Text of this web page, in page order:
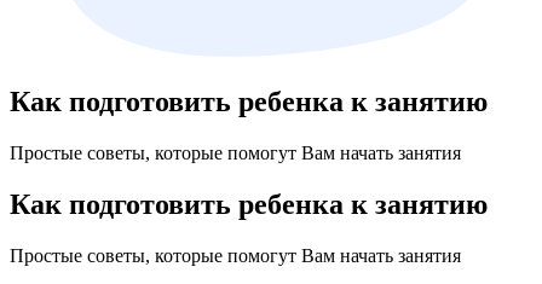
Как подготовить ребенка к занятию
Простые советы, которые помогут Вам начать занятия
Как подготовить ребенка к занятию
Простые советы, которые помогут Вам начать занятия